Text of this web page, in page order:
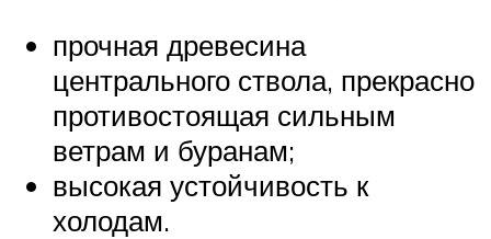
прочная древесина
центрального ствола, прекрасно
противостоящая сильным
ветрам и буранам;
высокая устойчивость к
холодам.